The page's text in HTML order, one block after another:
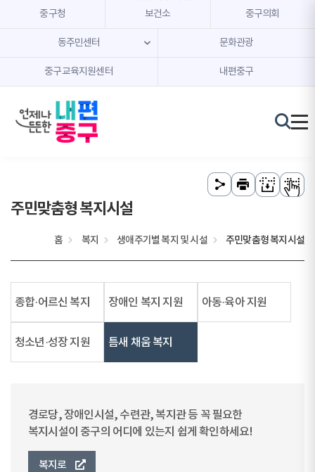
본문 내용 바로가기
주메뉴 바로가기
중구청 보건소 중구의회
동주민센터 문화관광
중구교육지원센터 내편중구
주민맞춤형 복지시설
홈 복지 생애주기별 복지 및 시설 주민맞춤형 복지시설
종합·어르신 복지 장애인 복지 지원 아동·육아 지원
청소년·성장 지원 틈새 채움 복지
경로당, 장애인시설, 수련관, 복지관 등 꼭 필요한
복지시설이 중구의 어디에 있는지 쉽게 확인하세요!
복지로